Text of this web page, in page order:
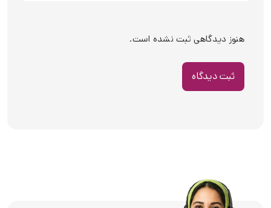
هنوز دیدگاهی ثبت نشده است.
ثبت دیدگاه